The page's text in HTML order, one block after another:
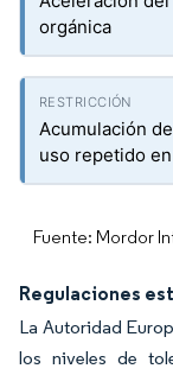
orgánica
Acumulación
uso repetido
Fuente: Mordor
Regulaciones
La Autoridad
los niveles de